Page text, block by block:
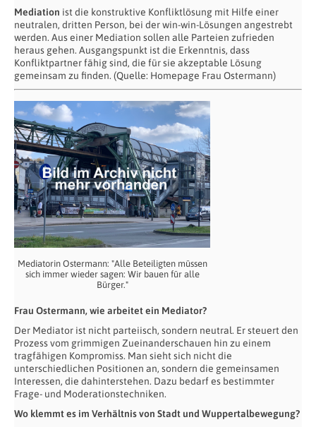
Mediation ist die konstruktive Konfliktlösung mit Hilfe einer
neutralen, dritten Person, bei der win-win-Lösungen angestrebt
werden. Aus einer Mediation sollen alle Parteien zufrieden
heraus gehen. Ausgangspunkt ist die Erkenntnis, dass
Konfliktpartner fähig sind, die für sie akzeptable Lösung
gemeinsam zu finden. (Quelle: Homepage Frau Ostermann)
Mediatorin Ostermann: "Alle Beteiligten müssen
sich immer wieder sagen: Wir bauen für alle
Bürger."
Frau Ostermann, wie arbeitet ein Mediator?
Der Mediator ist nicht parteiisch, sondern neutral. Er steuert den
Prozess vom grimmigen Zueinanderschauen hin zu einem
tragfähigen Kompromiss. Man sieht sich nicht die
unterschiedlichen Positionen an, sondern die gemeinsamen
Interessen, die dahinterstehen. Dazu bedarf es bestimmter
Frage- und Moderationstechniken.
Wo klemmt es im Verhältnis von Stadt und Wuppertalbewegung?